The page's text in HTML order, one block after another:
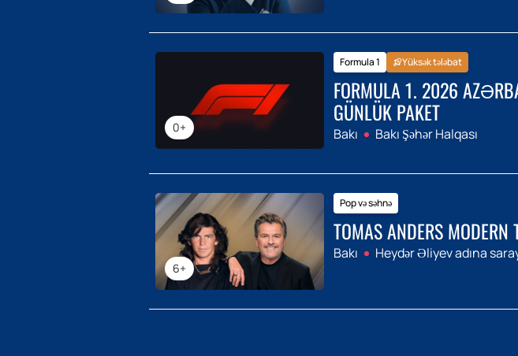
0+
Formula 1 Yüksək tələbat
FORMULA 1. 2026
GÜNLÜK PAKET
Bakı Bakı Şəhər Halqası
6+
Pop və səhnə
TOMAS ANDERS
Bakı Heydər Əliyev adına